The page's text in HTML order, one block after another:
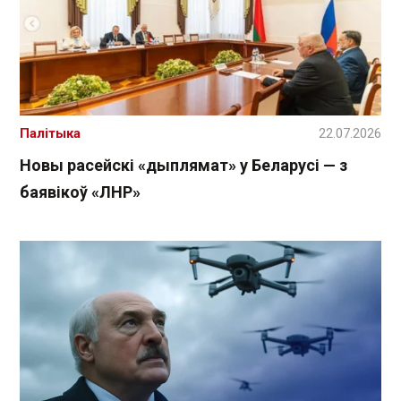
Новы расейскі «дыплямат» у Беларусі — з
баявікоў «ЛНР»
Палітыка 22.07.2026